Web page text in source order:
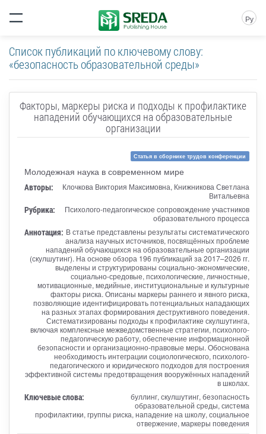
Ру
Список публикаций по ключевому слову:
«безопасность образовательной среды»
Факторы, маркеры риска и подходы к профилактике
нападений обучающихся на образовательные
организации
Статья в сборнике трудов конференции
Молодежная наука в современном мире
Авторы:
Клочкова Виктория Максимовна, Книжникова Светлана
Витальевна
Рубрика:
Психолого-педагогическое сопровождение участников
образовательного процесса
Аннотация: В статье представлены результаты систематического
анализа научных источников, посвящённых проблеме
нападений обучающихся на образовательные организации
(скулшутинг). На основе обзора 196 публикаций за 2017–2026 гг.
выделены и структурированы социально-экономические,
социально-средовые, психологические, личностные,
мотивационные, медийные, институциональные и культурные
факторы риска. Описаны маркеры раннего и явного риска,
позволяющие идентифицировать потенциальных нападающих
на разных этапах формирования деструктивного поведения.
Систематизированы подходы к профилактике скулшутинга,
включая комплексные межведомственные стратегии, психолого-
педагогическую работу, обеспечение информационной
безопасности и организационно-правовые меры. Обоснована
необходимость интеграции социологического, психолого-
педагогического и юридического подходов для построения
эффективной системы предотвращения вооружённых нападений
в школах.
Ключевые слова:
буллинг, скулшутинг, безопасность
образовательной среды, система
профилактики, группы риска, нападение на школу, социальное
отвержение, маркеры поведения